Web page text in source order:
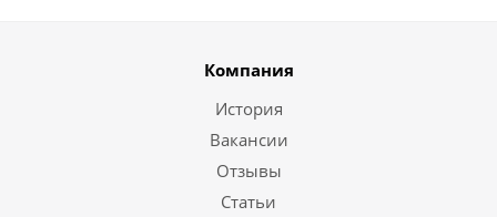
Компания
История
Вакансии
Отзывы
Статьи